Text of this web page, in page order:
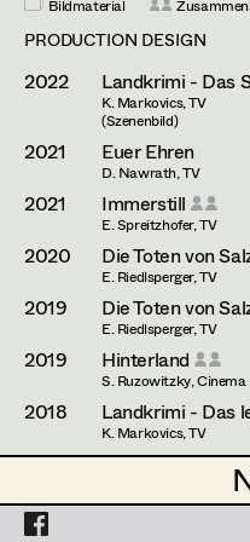
Projects
Andreas Sobotka
Isidor Wimmer
Erik Zenzius
Bildmaterial
PRODUCTION DESIGN
2022 Landkrimi - Das
K. Markovics, TV
(Szenenbild)
2021 Euer Ehren
D. Nawrath, TV
2021 Immerstill
E. Spreitzhofer, TV
2020 Die Toten von
E. Riedlsperger, TV
2019 Die Toten von
E. Riedlsperger, TV
2019 Hinterland
S. Ruzowitzky, Cinema
2018 Landkrimi - Das
K. Markovics, TV
2018 Nobadi
2018 Meiberger-Im